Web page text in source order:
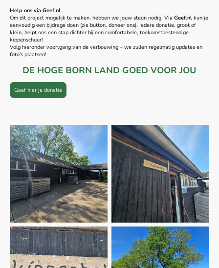
Help ons via Geef.nl
Om dit project mogelijk te maken, hebben we jouw steun nodig. Via Geef.nl kun je
eenvoudig een bijdrage doen (zie button, doneer ons). Iedere donatie, groot of
klein, helpt ons een stap dichter bij een comfortabele, toekomstbestendige
kippenschuur!
Volg hieronder voortgang van de verbouwing – we zullen regelmatig updates en
foto's plaatsen!
DE HOGE BORN LAND GOED VOOR JOU
Geef hier je donatie